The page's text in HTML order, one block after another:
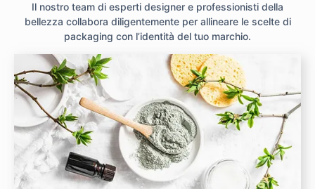
Il nostro team di esperti designer e professionisti della
bellezza collabora diligentemente per allineare le scelte di
packaging con l’identità del tuo marchio.